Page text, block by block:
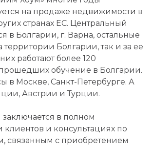
на продаже недвижимости в
странах ЕС. Центральный
в Болгарии, г. Варна, остальные
территории Болгарии, так и за ее
работают более 120
обучение в Болгарии.
в Москве, Санкт-Петербурге. А
Австрии и Турции.
в полном
и консультациях по
связанным с приобретением